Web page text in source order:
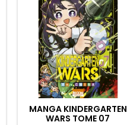
MANGA KINDERGARTEN
WARS TOME 07